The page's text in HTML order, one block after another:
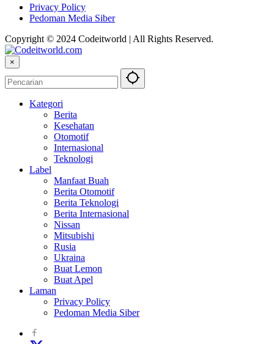
Privacy Policy
Pedoman Media Siber
Copyright © 2024 Codeitworld | All Rights Reserved.
×
Kategori
Berita
Kesehatan
Otomotif
Internasional
Teknologi
Label
Manfaat Buah
Berita Otomotif
Berita Teknologi
Berita Internasional
Nissan
Mitsubishi
Rusia
Ukraina
Buat Lemon
Buat Apel
Laman
Privacy Policy
Pedoman Media Siber